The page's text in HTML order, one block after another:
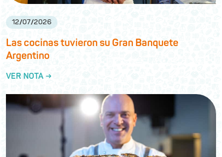
12/07/2026
Las cocinas tuvieron su Gran Banquete
Argentino
VER NOTA →